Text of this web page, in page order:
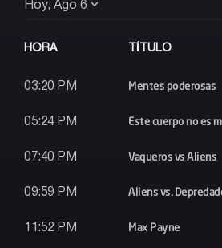
Hoy, Ago 6
HORA TÍTULO
03:20 PM Mentes poderosas
05:24 PM Este cuerpo no es
07:40 PM Vaqueros vs Aliens
09:59 PM Aliens vs.
11:52 PM Max Payne